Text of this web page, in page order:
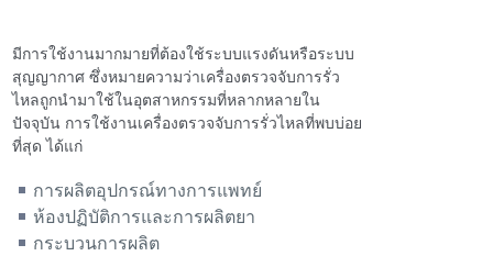
มีการใช้งานมากมายที่ต้องใช้ระบบแรงดันหรือระบบ
สุญญากาศซึ่งหมายความว่าเครื่องตรวจจับการรั่ว
ไหลถูกนํามาใช้ในอุตสาหกรรมที่หลากหลายใน
ปัจจุบัน การใช้งานเครื่องตรวจจับการรั่วไหลที่พบบ่อย
ที่สุด ได้แก่
การผลิตอุปกรณ์ทางการแพทย์
ห้องปฏิบัติการและการผลิตยา
กระบวนการผลิต